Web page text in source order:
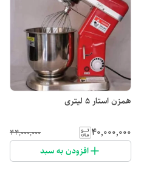
همزن استار 5 لیتری
۴۰٬۰۰۰٬۰۰۰ ۴۴٬۰۰۰٬۰۰۰
افزودن به سبد